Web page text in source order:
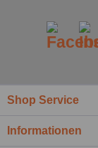
Shop Service
Informationen